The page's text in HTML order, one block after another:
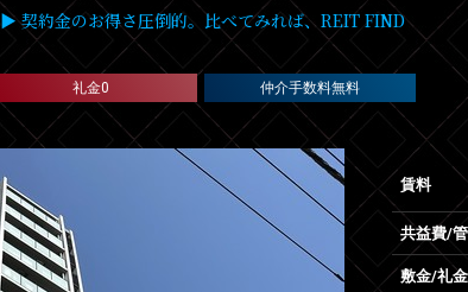
▶ 契約金のお得さ圧倒的。比べてみれば、REIT FIND
礼金0 仲介手数料無料
賃料
共益費/
敷金/礼金